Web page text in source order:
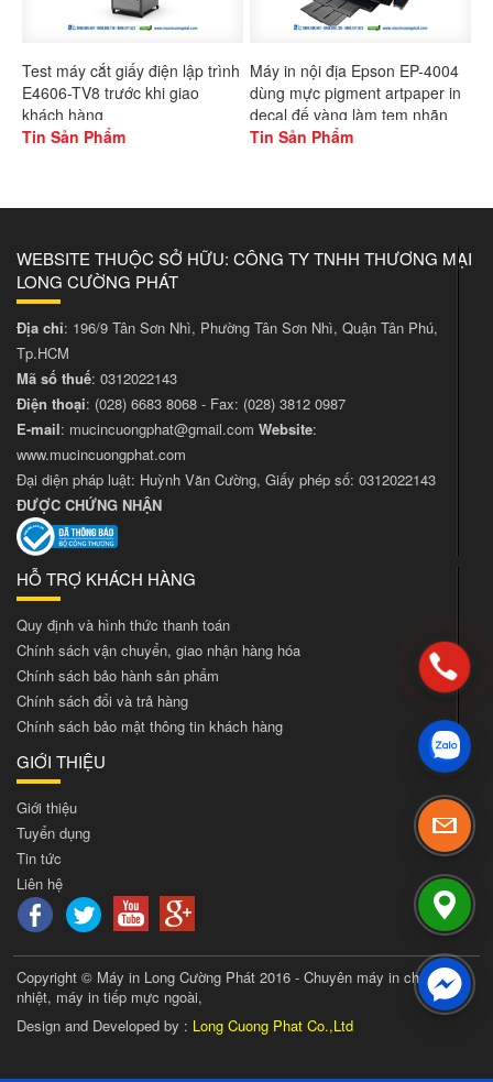
Test máy cắt giấy điện lập trình
E4606-TV8 trước khi giao
khách hàng
Tin Sản Phẩm
Máy in nội địa Epson EP-4004
dùng mực pigment artpaper in
decal đế vàng làm tem nhãn
Tin Sản Phẩm
WEBSITE THUỘC SỞ HỮU: CÔNG TY TNHH THƯƠNG MẠI
LONG CƯỜNG PHÁT
Địa chỉ: 196/9 Tân Sơn Nhì, Phường Tân Sơn Nhì, Quận Tân Phú,
Tp.HCM
Mã số thuế: 0312022143
Điện thoại: (028) 6683 8068 - Fax: (028) 3812 0987
E-mail: mucincuongphat@gmail.com Website:
www.mucincuongphat.com
Đại diện pháp luật: Huỳnh Văn Cường, Giấy phép số: 0312022143
ĐƯỢC CHỨNG NHẬN
HỖ TRỢ KHÁCH HÀNG
Quy định và hình thức thanh toán
Chính sách vận chuyển, giao nhận hàng hóa
Chính sách bảo hành sản phẩm
Chính sách đổi và trả hàng
Chính sách bảo mật thông tin khách hàng
GIỚI THIỆU
Giới thiệu
Tuyển dụng
Tin tức
Liên hệ
Copyright © Máy in Long Cường Phát 2016 - Chuyên máy in chuyển
nhiệt, máy in tiếp mực ngoài,
Design and Developed by : Long Cuong Phat Co.,Ltd